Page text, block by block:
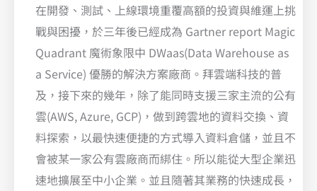
在開發、測試、上線環境重覆高額的投資與維運上挑
戰與困擾，於三年後已經成為 Gartner report Magic
Quadrant 魔術象限中 DWaas(Data Warehouse as
a Service) 優勝的解決方案廠商。拜雲端科技的普
及，接下來的幾年，除了能同時支援三家主流的公有
雲(AWS, Azure, GCP)，做到跨雲地的資料交換、資
料探索，以最快速便捷的方式導入資料倉儲，並且不
會被某一家公有雲廠商而綁住。所以能從大型企業迅
速地擴展至中小企業。並且隨著其業務的快速成長，